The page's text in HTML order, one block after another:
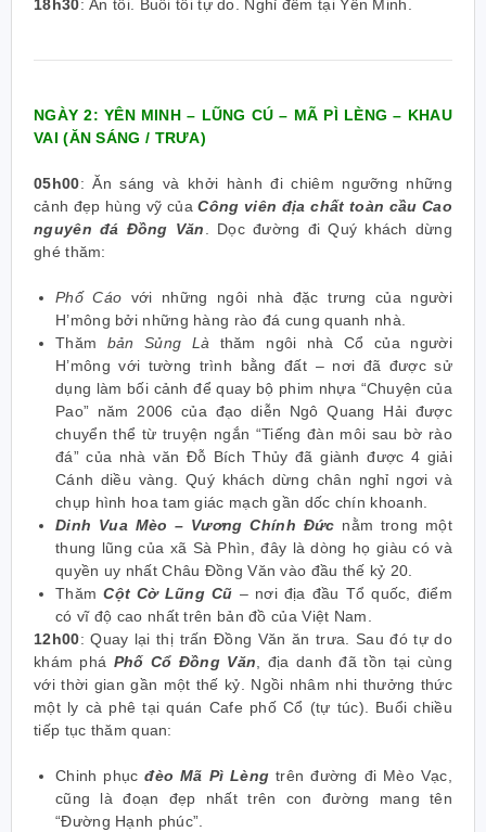
18h30: Ăn tối. Buổi tối tự do. Nghỉ đêm tại Yên Minh.
NGÀY 2: YÊN MINH – LŨNG CÚ – MÃ PÌ LÈNG – KHAU
VAI(ĂN SÁNG / TRƯA)
05h00: Ăn sáng và khởi hành đi chiêm ngưỡng những
cảnh đẹp hùng vỹ củaCông viên địa chất toàn cầu Cao
nguyên đá Đồng Văn
. Dọc đường đi Quý khách dừng
ghé thăm:
Phố Cáo với những ngôi nhà đặc trưng của người
H’mông bởi những hàng rào đá cung quanh nhà.
Thăm bản Sủng Là thăm ngôi nhà Cổ của người
H’mông với tường trình bằng đất – nơi đã được sử
dụng làm bối cảnh để quay bộ phim nhựa “Chuyện của
Pao” năm 2006 của đạo diễn Ngô Quang Hải được
chuyển thể từ truyện ngắn “Tiếng đàn môi sau bờ rào
đá” của nhà văn Đỗ Bích Thủy đã giành được 4 giải
Cánh diều vàng. Quý khách dừng chân nghỉ ngơi và
chụp hình hoa tam giác mạch gần dốc chín khoanh.
Dinh Vua Mèo – Vương Chính Đức nằm trong một
thung lũng của xã Sà Phìn, đây là dòng họ giàu có và
quyền uy nhất Châu Đồng Văn vào đầu thế kỷ 20.
ThămCột Cờ Lũng Cũ – nơi địa đầu Tổ quốc, điểm
có vĩ độ cao nhất trên bản đồ của Việt Nam.
12h00: Quay lại thị trấn Đồng Văn ăn trưa. Sau đó tự do
khám phá Phố Cổ Đồng Văn , địa danh đã tồn tại cùng
với thời gian gần một thế kỷ. Ngồi nhâm nhi thưởng thức
một ly cà phê tại quán Cafe phố Cổ (tự túc). Buổi chiều
tiếp tục thăm quan:
Chinh phụcđèo Mã Pì Lèng trên đường đi Mèo Vạc,
cũng là đoạn đẹp nhất trên con đường mang tên
“Đường Hạnh phúc”.